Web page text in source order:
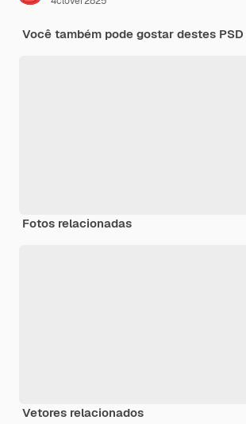
Você também pode gostar destes PSD
Fotos relacionadas
Vetores relacionados